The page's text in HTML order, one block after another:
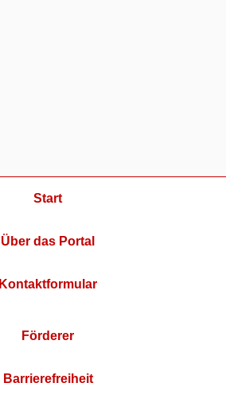
Start
Über das Portal
Kontaktformular
Förderer
Barrierefreiheit